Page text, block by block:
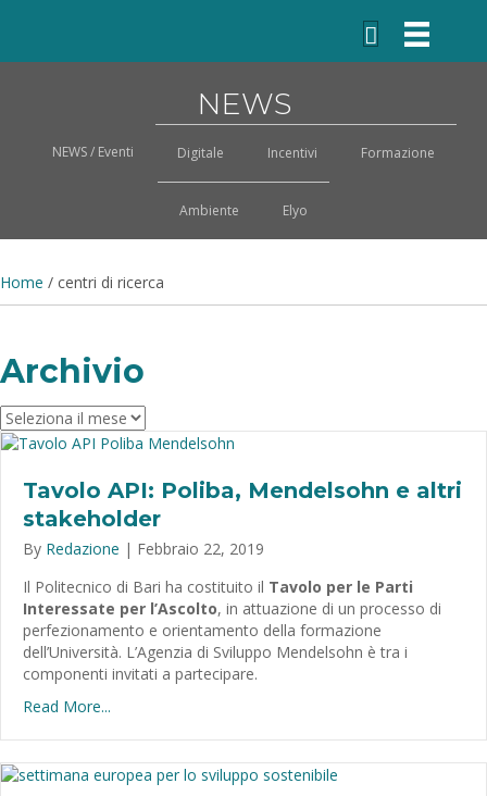
NEWS
NEWS / Eventi Digitale Incentivi Formazione
Ambiente Elyo
Home / centri di ricerca
Archivio
Archivio
Tavolo API: Poliba, Mendelsohn e altri
stakeholder
By Redazione | Febbraio 22, 2019
Il Politecnico di Bari ha costituito il Tavolo per le Parti
Interessate per l’Ascolto, in attuazione di un processo di
perfezionamento e orientamento della formazione
dell’Università. L’Agenzia di Sviluppo Mendelsohn è tra i
componenti invitati a partecipare.
Read More...